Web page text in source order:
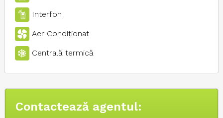
Interfon
Aer Condiţionat
Centrală termică
Contactează agentul: